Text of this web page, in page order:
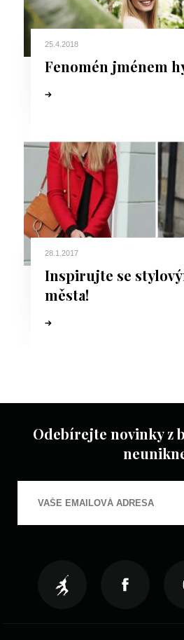
25.4.2018
Fenomén jménem
28.1.2017
Inspirujte se
města!
Odebírejte novinky z